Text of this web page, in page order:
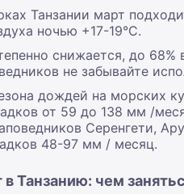
Танзании март
ночью +17-19°С.
снижается, до
не забывайте
дождей на морских
от 59 до 138 мм /
Серенгети,
48-97 мм / месяц.
Танзанию: чем